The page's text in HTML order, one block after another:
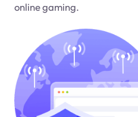
online gaming.